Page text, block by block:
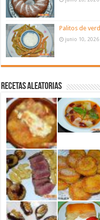
Palitos de
junio 10, 2026
Recetas aleatorias